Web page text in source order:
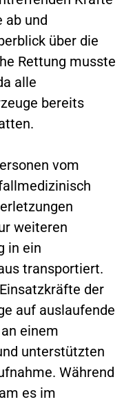
ab und
über die
Rettung musste
alle
bereits
vom
weiteren
in ein
transportiert.
der
auf auslaufende
einem
unterstützten
Während
es im